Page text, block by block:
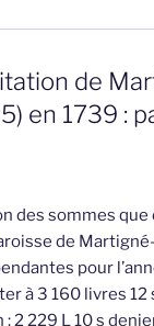
de
en 1739 :
des sommes
de
pour
à 3 160 livres 12
2 229 L 10 s